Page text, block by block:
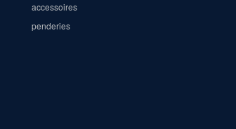
accessoires
penderies